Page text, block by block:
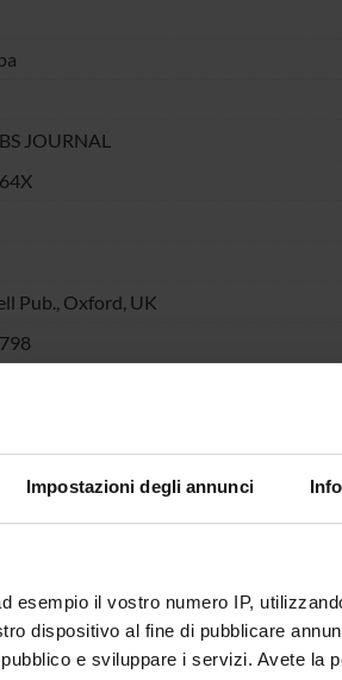
Impostazioni degli annunci
esempio il vostro numero IP,
dispositivo al fine di pubblicare
e sviluppare i servizi. Avete la
JOURNAL
Pub., Oxford, UK
ornithine aminotransferase;
over 50 gyrate atrophy-causing
the R180T involves an active site
structure of OAT complexed with 5-
the α-carboxylate of the substrate
that no transaminase activity was
here we try to shed light at the protein
the R180T variant. To this aim, the
by a combination of
shares a similar overall